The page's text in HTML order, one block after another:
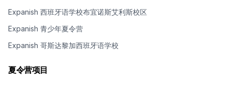
Expanish 西班牙语学校布宜诺斯艾利斯校区
Expanish 青少年夏令营
Expanish 哥斯达黎加西班牙语学校
夏令营项目